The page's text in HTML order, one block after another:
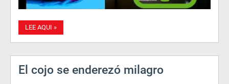
LEE AQUI »
El cojo se enderezó milagro